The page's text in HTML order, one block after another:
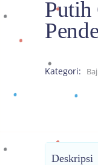
Putih
Kategori:
Deskripsi